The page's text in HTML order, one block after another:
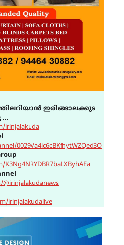
ഇരിങ്ങാലക്കുട
…
irinjalakuda
0029Va4ic6cBKfhytWZQed3O
irinjalakudalive